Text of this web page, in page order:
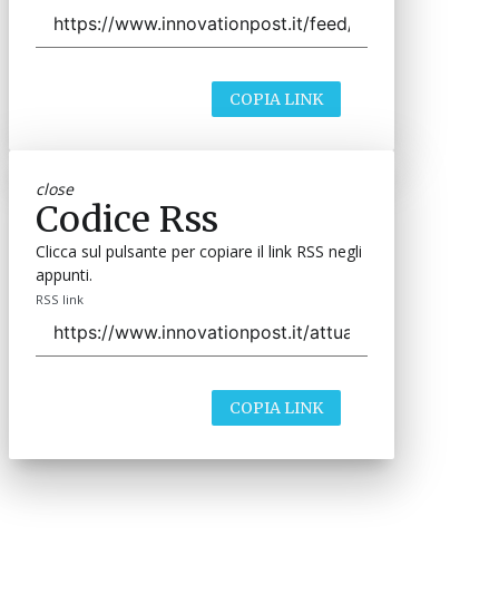
COPIA LINK
close
Codice Rss
Clicca sul pulsante per copiare il link RSS negli
appunti.
RSS link
COPIA LINK